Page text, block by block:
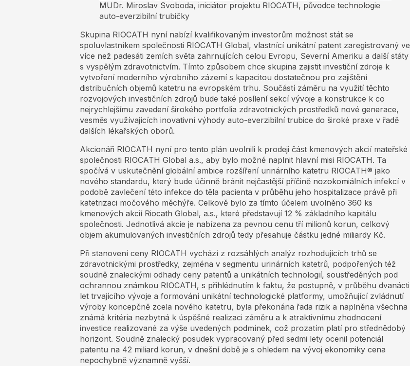
MUDr. Miroslav Svoboda, iniciátor projektu RIOCATH, původce technologie
auto-everzibilní trubičky
Skupina RIOCATH nyní nabízí kvalifikovaným investorům možnost stát se
spoluvlastníkem společnosti RIOCATH Global, vlastnící unikátní patent zaregistrovaný ve
více než padesáti zemích světa zahrnujících celou Evropu, Severní Ameriku a další státy
s vyspělým zdravotnictvím. Tímto způsobem chce skupina zajistit investiční zdroje k
vytvoření moderního výrobního zázemí s kapacitou dostatečnou pro zajištění
distribučních objemů katetru na evropském trhu. Součástí záměru na využití těchto
rozvojových investičních zdrojů bude také posílení sekcí vývoje a konstrukce k co
nejrychlejšímu zavedení širokého portfolia zdravotnických prostředků nové generace,
vesměs využívajících inovativní výhody auto-everzibilní trubice do široké praxe v řadě
dalších lékařských oborů.
Akcionáři RIOCATH nyní pro tento plán uvolnili k prodeji část kmenových akcií mateřské
společnosti RIOCATH Global a.s., aby bylo možné naplnit hlavní misi RIOCATH. Ta
spočívá v uskutečnění globální ambice rozšíření urinárního katetru RIOCATH® jako
nového standardu, který bude účinně bránit nejčastější příčině nozokomiálních infekcí v
podobě zavlečení této infekce do těla pacienta v průběhu jeho hospitalizace právě při
katetrizaci močového měchýře. Celkově bylo za tímto účelem uvolněno 360 ks
kmenových akcií Riocath Global, a.s., které představují 12 % základního kapitálu
společnosti. Jednotlivá akcie je nabízena za pevnou cenu tří milionů korun, celkový
objem akumulovaných investičních zdrojů tedy přesahuje částku jedné miliardy Kč.
Při stanovení ceny RIOCATH vychází z rozsáhlých analýz rozhodujících trhů se
zdravotnickými prostředky, zejména v segmentu urinárních katetrů, podpořených též
soudně znaleckými odhady ceny patentů a unikátních technologií, soustředěných pod
ochrannou známkou RIOCATH, s přihlédnutím k faktu, že postupně, v průběhu dvanácti
let trvajícího vývoje a formování unikátní technologické platformy, umožňující zvládnutí
výroby koncepčně zcela nového katetru, byla překonána řada rizik a naplněna všechna
známá kritéria nezbytná k úspěšné realizaci záměru a k atraktivnímu zhodnocení
investice realizované za výše uvedených podmínek, což prozatím platí pro střednědobý
horizont. Soudně znalecký posudek vypracovaný před sedmi lety ocenil potenciál
patentu na 42 miliard korun, v dnešní době je s ohledem na vývoj ekonomiky cena
nepochybně významně vyšší.